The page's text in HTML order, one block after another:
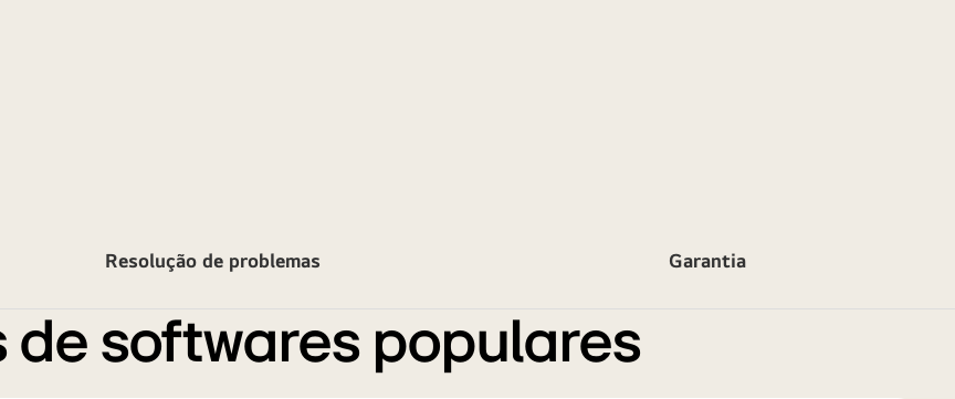
Resolução de problemas Garantia
de softwares populares